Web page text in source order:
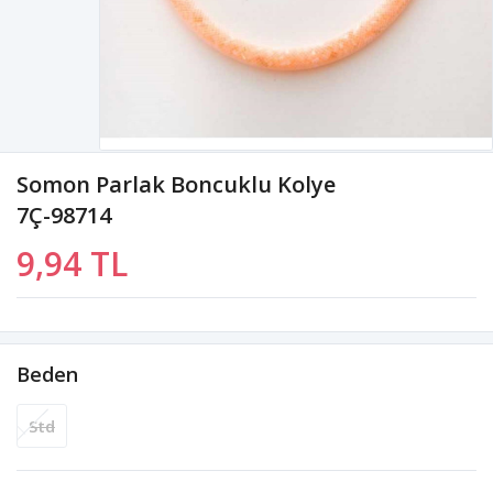
Somon Parlak Boncuklu Kolye
7Ç-98714
9,94 TL
Beden
Std